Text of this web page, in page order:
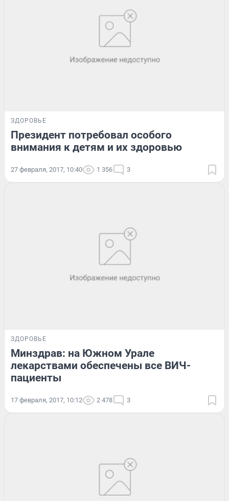
ЗДОРОВЬЕ
Президент потребовал особого
внимания к детям и их здоровью
27 февраля, 2017, 10:40 1 356 3
ЗДОРОВЬЕ
Минздрав: на Южном Урале
лекарствами обеспечены все ВИЧ-
пациенты
17 февраля, 2017, 10:12 2 478 3